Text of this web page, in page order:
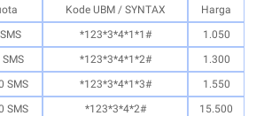
Kode UBM / SYNTAX
Harga
*123*3*4*1*1#
1.050
*123*3*4*1*2#
1.300
SMS *123*3*4*1*3#
1.550
SMS *123*3*4*2#
15.500